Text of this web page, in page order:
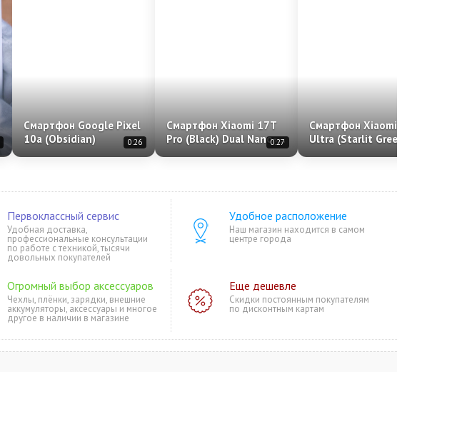
Смартфон Google Pixel
10a (Obsidian)
0:26
Смартфон Xiaomi 17T
Pro (Black) Dual Nano-0:27
Смартфон Xiaomi 17
Ultra (Starlit Green)
Первоклассный сервис
Удобная доставка,
профессиональные консультации
по работе с техникой, тысячи
довольных покупателей
Удобное расположение
Наш магазин находится в самом
центре города
Огромный выбор аксессуаров
Чехлы, плёнки, зарядки, внешние
аккумуляторы, аксессуары и многое
другое в наличии в магазине
Еще дешевле
Скидки постоянным покупателям
по дисконтным картам